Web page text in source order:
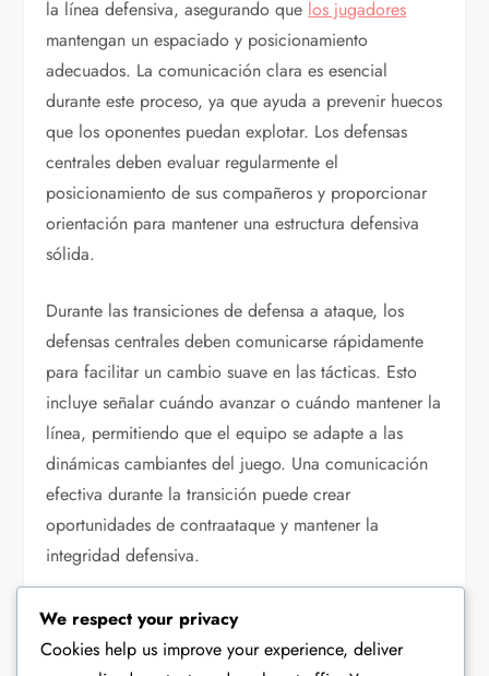
la línea defensiva, asegurando que los jugadores
mantengan un espaciado y posicionamiento
adecuados. La comunicación clara es esencial
durante este proceso, ya que ayuda a prevenir huecos
que los oponentes puedan explotar. Los defensas
centrales deben evaluar regularmente el
posicionamiento de sus compañeros y proporcionar
orientación para mantener una estructura defensiva
sólida.
Durante las transiciones de defensa a ataque, los
defensas centrales deben comunicarse rápidamente
para facilitar un cambio suave en las tácticas. Esto
incluye señalar cuándo avanzar o cuándo mantener la
línea, permitiendo que el equipo se adapte a las
dinámicas cambiantes del juego. Una comunicación
efectiva durante la transición puede crear
oportunidades de contraataque y mantener la
integridad defensiva.
La retroalimentación también es crucial en este
contexto. Los defensas centrales deben animar a los
We respect your privacy
Cookies help us improve your experience, deliver